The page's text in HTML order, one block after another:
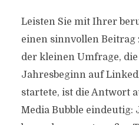
Leisten Sie mit Ihrer
einen sinnvollen Beitrag
der kleinen Umfrage,
Jahresbeginn auf
startete, ist die Antwort
Media Bubble eindeutig: